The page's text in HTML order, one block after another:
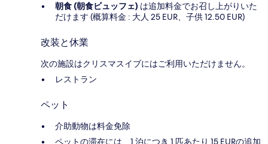
朝食 (朝食ビュッフェ) は追加料金でお召し上がりいた
だけます (概算料金 : 大人 25 EUR、子供 12.50 EUR)
改装と休業
次の施設はクリスマスイブにはご利用いただけません。
レストラン
ペット
介助動物は料金免除
ペットの滞在には、1 泊につき 1 匹あたり 15 EURの追加